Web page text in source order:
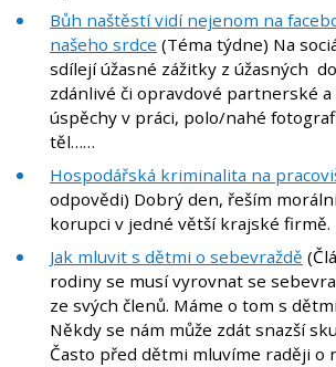
Bůh naštěstí vidí nejenom na
našeho srdce (Téma týdne) Na
sdílejí úžasné zážitky z úžasných
zdánlivé či opravdové partnerské
úspěchy v práci, polo/nahé
těl……
Hospodářská kriminalita na
odpovědi) Dobrý den, řeším
korupci v jedné větší krajské firmě.
Jak mluvit s dětmi o sebevraždě
rodiny se musí vyrovnat se
ze svých členů. Máme o tom s
Někdy se nám může zdát snazší
Často před dětmi mluvíme raději o